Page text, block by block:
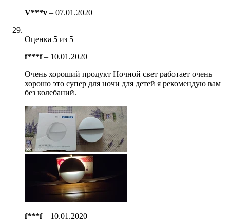
V***v – 07.01.2020
Оценка 5 из 5
f***f– 10.01.2020
Очень хороший продукт Ночной свет работает очень
хорошо это супер для ночи для детей я рекомендую вам
без колебаний.
f***f– 10.01.2020